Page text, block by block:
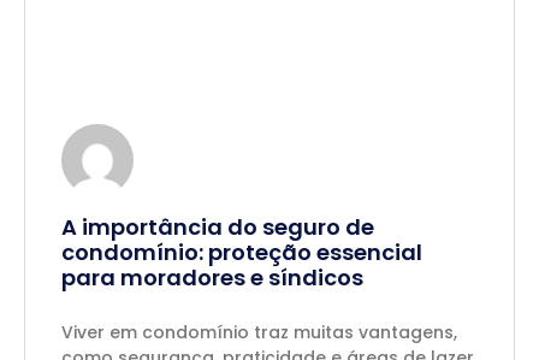
A importância do seguro de
condomínio: proteção essencial
para moradores e síndicos
Viver em condomínio traz muitas vantagens,